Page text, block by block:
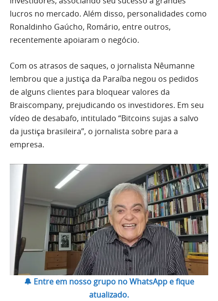
lucros no mercado. Além disso, personalidades como
Ronaldinho Gaúcho, Romário, entre outros,
recentemente apoiaram o negócio.
Com os atrasos de saques, o jornalista Nêumanne
lembrou que a justiça da Paraíba negou os pedidos
de alguns clientes para bloquear valores da
Braiscompany, prejudicando os investidores. Em seu
vídeo de desabafo, intitulado “Bitcoins sujas a salvo
da justiça brasileira”, o jornalista sobre para a
empresa.
🔔 Entre em nosso grupo no WhatsApp e fique
atualizado.